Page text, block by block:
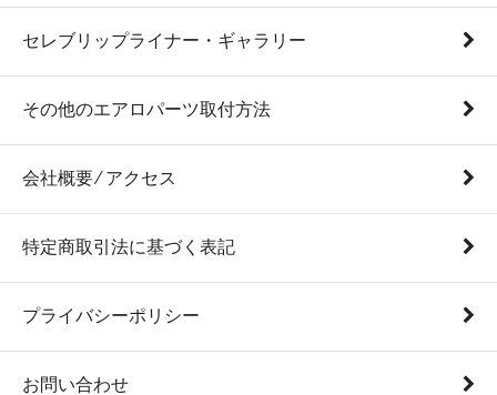
セレブリップライナー・ギャラリー
その他のエアロパーツ取付方法
会社概要 ⁄ アクセス
特定商取引法に基づく表記
プライバシーポリシー
お問い合わせ